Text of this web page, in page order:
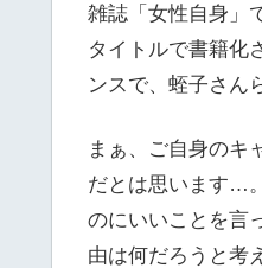
雑誌「女性自身」
タイトルで書籍化
ンスで、蛭子さん
まぁ、ご自身のキ
だとは思います…
のにいいことを言
由は何だろうと考